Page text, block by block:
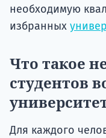
необходимую
избранных
Что такое
студентов
Для каждого